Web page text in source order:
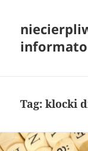
Tag:klocki